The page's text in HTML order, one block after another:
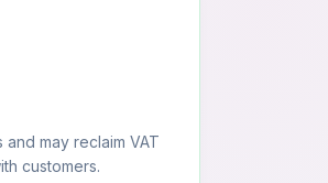
may reclaim VAT
customers.